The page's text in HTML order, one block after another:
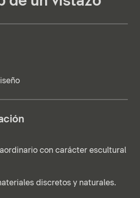
con carácter escultural
discretos y naturales.